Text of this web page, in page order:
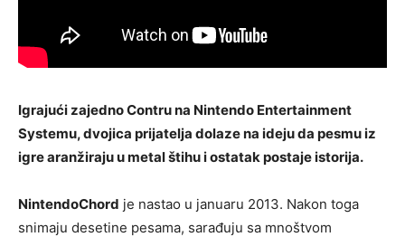
Igrajući zajedno Contru na Nintendo Entertainment
Systemu, dvojica prijatelja dolaze na ideju da pesmu iz
igre aranžiraju u metal štihu i ostatak postaje istorija.
NintendoChord je nastao u januaru 2013. Nakon toga
snimaju desetine pesama, sarađuju sa mnoštvom